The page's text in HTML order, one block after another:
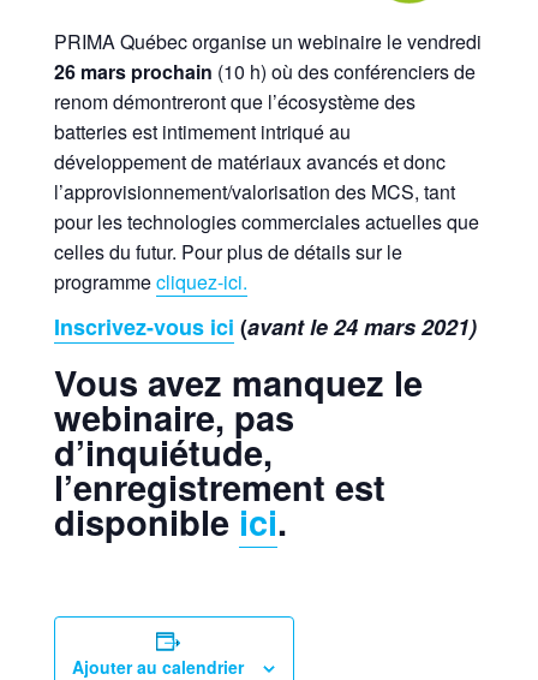
PRIMA Québec organise un webinaire le vendredi
26 mars prochain (10 h) où des conférenciers de
renom démontreront que l’écosystème des
batteries est intimement intriqué au
développement de matériaux avancés et donc
l’approvisionnement/valorisation des MCS, tant
pour les technologies commerciales actuelles que
celles du futur. Pour plus de détails sur le
programmecliquez-ici.
Inscrivez-vous ici (avant le 24 mars 2021)
Vous avez manquez le
webinaire, pas
d’inquiétude,
l’enregistrement est
disponible ici.
Ajouter au calendrier